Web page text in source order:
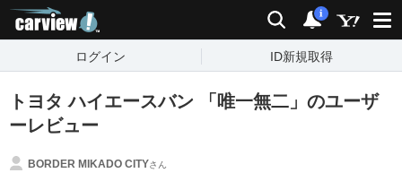
検索 通知
i
ログイン ID新規取得
トヨタ ハイエースバン 「唯一無二」のユーザ
ーレビュー
BORDER MIKADO CITYさん